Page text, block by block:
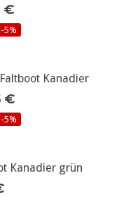
€
-5%
Kanadier
€
-5%
Kanadier grün